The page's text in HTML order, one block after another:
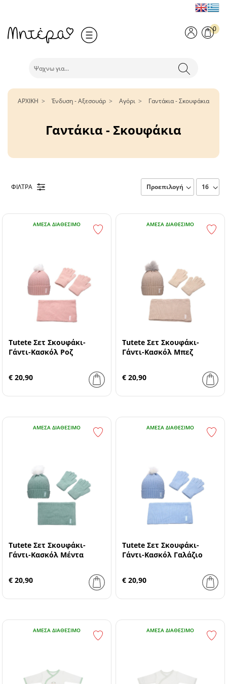
0
ΑΡΧΙΚΗ Ένδυση - Αξεσουάρ Αγόρι Γαντάκια - Σκουφάκια
Γαντάκια - Σκουφάκια
ΦΙΛΤΡΑ
ΆΜΕΣΑ ΔΙΑΘΈΣΙΜΟ
Tutete Σετ Σκουφάκι-
Γάντι-Κασκόλ Ροζ
€ 20,90
ΆΜΕΣΑ ΔΙΑΘΈΣΙΜΟ
Tutete Σετ Σκουφάκι-
Γάντι-Κασκόλ Μπεζ
€ 20,90
ΆΜΕΣΑ ΔΙΑΘΈΣΙΜΟ
Tutete Σετ Σκουφάκι-
Γάντι-Κασκόλ Μέντα
€ 20,90
ΆΜΕΣΑ ΔΙΑΘΈΣΙΜΟ
Tutete Σετ Σκουφάκι-
Γάντι-Κασκόλ Γαλάζιο
€ 20,90
ΆΜΕΣΑ ΔΙΑΘΈΣΙΜΟ ΆΜΕΣΑ ΔΙΑΘΈΣΙΜΟ